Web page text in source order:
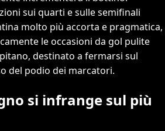
sui quarti e sulle semifinali
molto più accorta e pragmatica,
le occasioni da gol pulite
destinato a fermarsi sul
del podio dei marcatori.
si infrange sul più